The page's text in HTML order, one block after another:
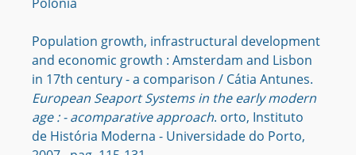
Population growth, infrastructural development
and economic growth : Amsterdam and Lisbon
in 17th century - a comparison / Cátia Antunes.
European Seaport Systems in the early modern
age : - acomparative approach. orto, Instituto
de História Moderna - Universidade do Porto,